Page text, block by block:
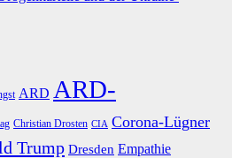
ARD ARD-
Christian Drosten CIA Corona-Lügner
Trump Dresden Empathie